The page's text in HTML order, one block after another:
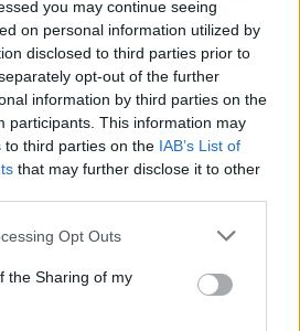
you may continue seeing
on personal information utilized by
disclosed to third parties prior to
opt-out of the further
information by third parties on the
participants. This information may
to third parties on the IAB’s List of
that may further disclose it to other
Opt Outs
the Sharing of my